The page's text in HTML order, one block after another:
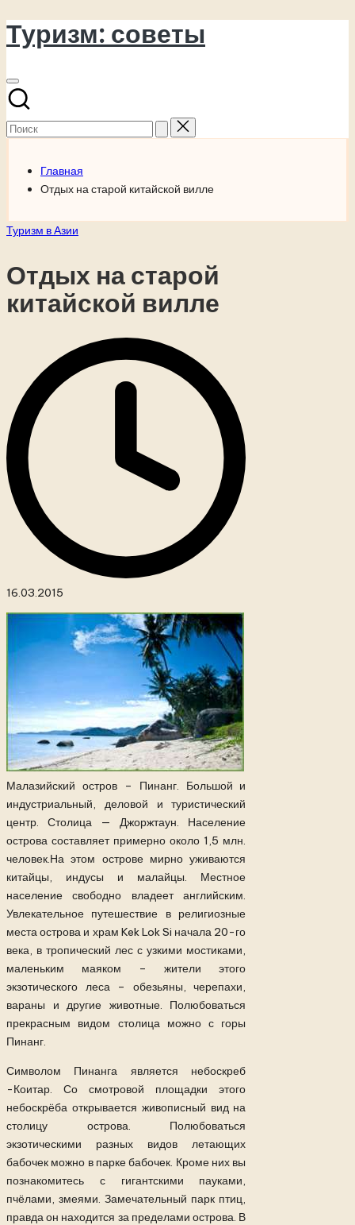
Перейти
к
Туризм: советы
Поиск
для:
Главная
Отдых на старой китайской вилле
Опубликовано
Туризм в Азии
Отдых на старой
китайской вилле
16.03.2015
Малазийский остров – Пинанг. Большой и
индустриальный, деловой и туристический
центр. Столица — Джоржтаун. Население
острова составляет примерно около 1,5 млн.
человек.На этом острове мирно уживаются
китайцы, индусы и малайцы. Местное
население свободно владеет английским.
Увлекательное путешествие в религиозные
места острова и храм Kek Lok Si начала 20-го
века, в тропический лес с узкими мостиками,
маленьким маяком – жители этого
экзотического леса – обезьяны, черепахи,
вараны и другие животные. Полюбоваться
прекрасным видом столица можно с горы
Пинанг.
Символом Пинанга является небоскреб
-Коитар. Со смотровой площадки этого
небоскрёба открывается живописный вид на
столицу острова. Полюбоваться
экзотическими разных видов летающих
бабочек можно в парке бабочек. Кроме них вы
познакомитесь с гигантскими пауками,
пчёлами, змеями. Замечательный парк птиц,
правда он находится за пределами острова. В